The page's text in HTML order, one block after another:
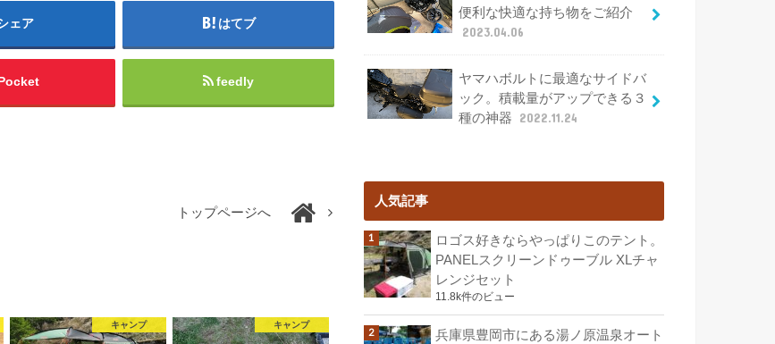
ェア はてブ
feedly
トップページへ
キャンプ キャンプ
便利な快適な持ち物をご紹介
2023.04.06
ヤマハボルトに最適なサイドバ
ック。積載量がアップできる３
種の神器
2022.11.24
人気記事
ロゴス好きならやっぱりこのテント。
PANELスクリーンドゥーブル XLチャ
レンジセット
11.8k件のビュー
兵庫県豊岡市にある湯ノ原温泉オート